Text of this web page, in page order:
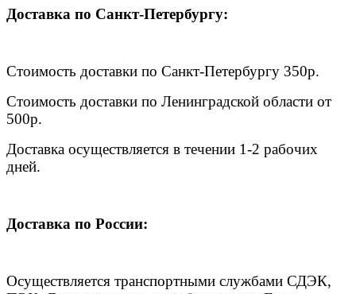
Доставка по Санкт-Петербургу:
Стоимость доставки по Санкт-Петербургу 350р.
Стоимость доставки по Ленинградской области от
500р.
Доставка осуществляется в течении 1-2 рабочих
дней.
Доставка по России:
Осуществляется транспортными службами СДЭК,